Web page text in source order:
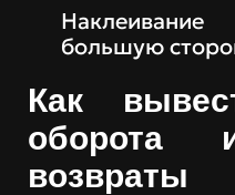
большую
Как
оборота
возвраты